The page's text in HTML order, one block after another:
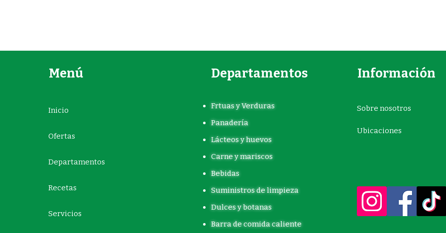
Menú
Inicio
Ofertas
Departamentos
Recetas
Servicios
Departamentos
Frtuas y Verduras
Panadería
Lácteos y huevos
Carne y mariscos
Bebidas
Suministros de limpieza
Dulces y botanas
Barra de comida caliente
Información
Sobre nosotros
Ubicaciones